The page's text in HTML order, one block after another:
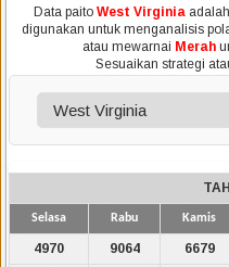
Data paito West Virginiaadalah
digunakan untuk menganalisis
atau mewarnai Merah
Sesuaikan strategi
Selasa Rabu Kamis
4970 9064 6679